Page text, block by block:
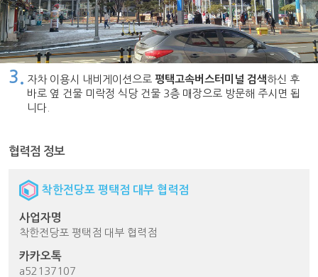
3. 자차 이용시 내비게이션으로 평택고속버스터미널 검색하신 후
바로 옆 건물 미락정 식당 건물 3층 매장으로 방문해 주시면 됩
니다.
협력점 정보
착한전당포 평택점 대부 협력점
사업자명
착한전당포 평택점 대부 협력점
카카오톡
a52137107